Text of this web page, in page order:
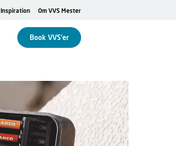
Inspiration Om VVS Mester
Book VVS'er